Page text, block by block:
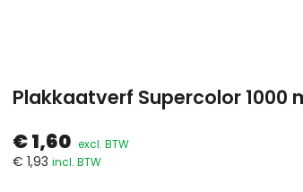
Plakkaatverf Supercolor 1000
€ 1,60 excl. BTW
€ 1,93 incl. BTW